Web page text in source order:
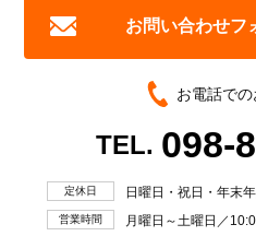
お問い合わせフ
お電話で
TEL. 098-
定休日 日曜日・祝日・年末
営業時間 月曜日～土曜日／